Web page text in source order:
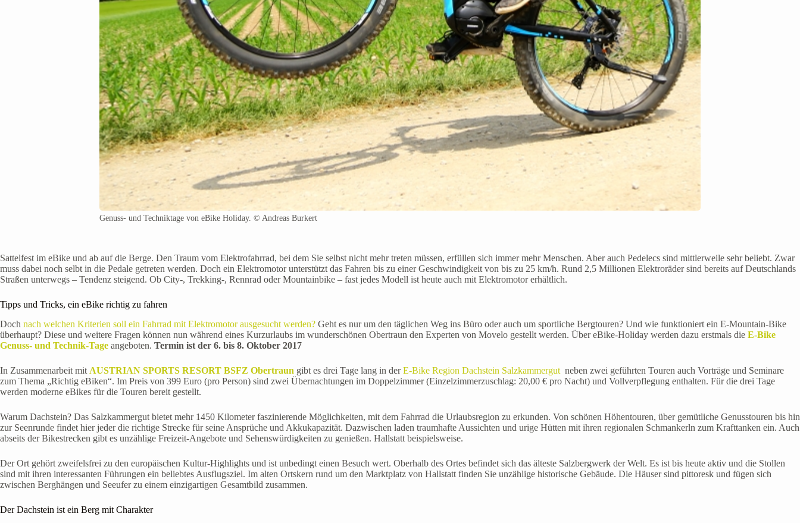
Genuss- und Techniktage von eBike Holiday. © Andreas Burkert
Sattelfest im eBike und ab auf die Berge. Den Traum vom Elektrofahrrad, bei dem Sie selbst nicht mehr treten müssen, erfüllen sich immer mehr Menschen. Aber auch Pedelecs sind mittlerweile sehr beliebt. Zwar
muss dabei noch selbt in die Pedale getreten werden. Doch ein Elektromotor unterstützt das Fahren bis zu einer Geschwindigkeit von bis zu 25 km/h. Rund 2,5 Millionen Elektroräder sind bereits auf Deutschlands
Straßen unterwegs – Tendenz steigend. Ob City-, Trekking-, Rennrad oder Mountainbike – fast jedes Modell ist heute auch mit Elektromotor erhältlich.
Tipps und Tricks, ein eBike richtig zu fahren
Doch nach welchen Kriterien soll ein Fahrrad mit Elektromotor ausgesucht werden? Geht es nur um den täglichen Weg ins Büro oder auch um sportliche Bergtouren? Und wie funktioniert ein E-Mountain-Bike
überhaupt? Diese und weitere Fragen können nun während eines Kurzurlaubs im wunderschönen Obertraun den Experten von Movelo gestellt werden. Über eBike-Holiday werden dazu erstmals die E-Bike
Genuss- und Technik-Tage angeboten. Termin ist der 6. bis 8. Oktober 2017
In Zusammenarbeit mit AUSTRIAN SPORTS RESORT BSFZ Obertraun gibt es drei Tage lang in derE-Bike Region Dachstein Salzkammergut neben zwei geführten Touren auch Vorträge und Seminare
zum Thema „Richtig eBiken“. Im Preis von 399 Euro (pro Person) sind zwei Übernachtungen im Doppelzimmer (Einzelzimmerzuschlag: 20,00 € pro Nacht) und Vollverpflegung enthalten. Für die drei Tage
werden moderne eBikes für die Touren bereit gestellt.
Warum Dachstein? Das Salzkammergut bietet mehr 1450 Kilometer faszinierende Möglichkeiten, mit dem Fahrrad die Urlaubsregion zu erkunden. Von schönen Höhentouren, über gemütliche Genusstouren bis hin
zur Seenrunde findet hier jeder die richtige Strecke für seine Ansprüche und Akkukapazität. Dazwischen laden traumhafte Aussichten und urige Hütten mit ihren regionalen Schmankerln zum Krafttanken ein. Auch
abseits der Bikestrecken gibt es unzählige Freizeit-Angebote und Sehenswürdigkeiten zu genießen. Hallstatt beispielsweise.
Der Ort gehört zweifelsfrei zu den europäischen Kultur-Highlights und ist unbedingt einen Besuch wert. Oberhalb des Ortes befindet sich das älteste Salzbergwerk der Welt. Es ist bis heute aktiv und die Stollen
sind mit ihren interessanten Führungen ein beliebtes Ausflugsziel. Im alten Ortskern rund um den Marktplatz von Hallstatt finden Sie unzählige historische Gebäude. Die Häuser sind pittoresk und fügen sich
zwischen Berghängen und Seeufer zu einem einzigartigen Gesamtbild zusammen.
Der Dachstein ist ein Berg mit Charakter